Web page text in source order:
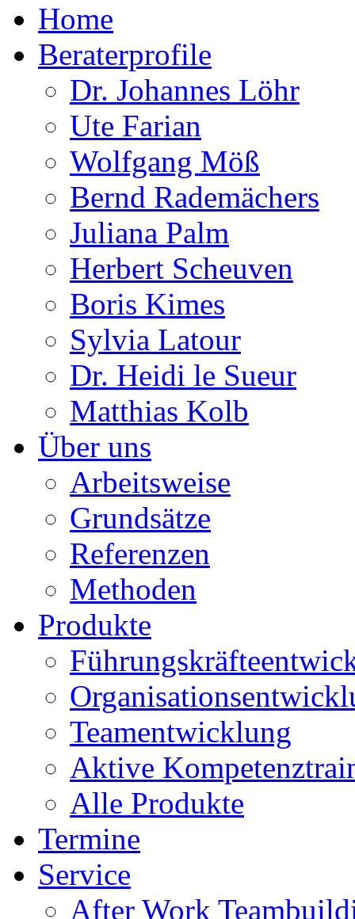
Home
Beraterprofile
Dr. Johannes Löhr
Ute Farian
Wolfgang Möß
Bernd Rademächers
Juliana Palm
Herbert Scheuven
Boris Kimes
Sylvia Latour
Dr. Heidi le Sueur
Matthias Kolb
Über uns
Arbeitsweise
Grundsätze
Referenzen
Methoden
Produkte
Teamentwicklung
Aktive
Alle Produkte
Termine
Service
After Work